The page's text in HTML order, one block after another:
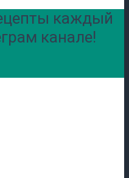
каждый
канале!